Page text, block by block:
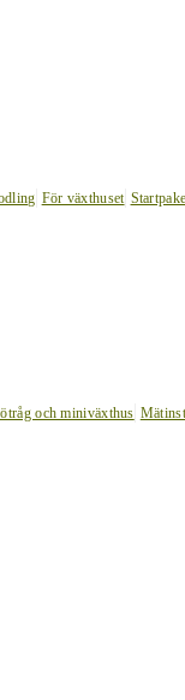
För växthuset
och miniväxthus